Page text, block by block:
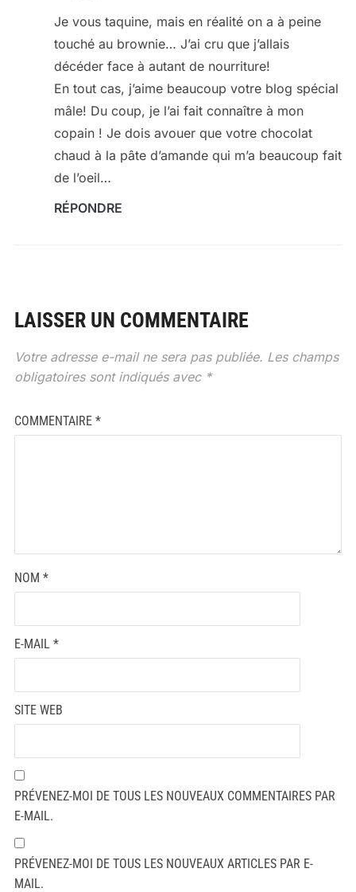
Je vous taquine, mais en réalité on a à peine
touché au brownie… J’ai cru que j’allais
décéder face à autant de nourriture!
En tout cas, j’aime beaucoup votre blog spécial
mâle! Du coup, je l’ai fait connaître à mon
copain ! Je dois avouer que votre chocolat
chaud à la pâte d’amande qui m’a beaucoup fait
de l’oeil…
RÉPONDRE
LAISSER UN COMMENTAIRE
Votre adresse e-mail ne sera pas publiée. Les champs
obligatoires sont indiqués avec *
COMMENTAIRE *
NOM *
E-MAIL *
SITE WEB
PRÉVENEZ-MOI DE TOUS LES NOUVEAUX COMMENTAIRES PAR
E-MAIL.
PRÉVENEZ-MOI DE TOUS LES NOUVEAUX ARTICLES PAR E-
MAIL.